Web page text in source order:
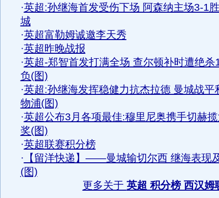
·英超:孙继海首发受伤下场 阿森纳主场3-1
城
·英超富勒姆诚邀李天秀
·英超昨晚战报
·英超-郑智首发打满全场 查尔顿补时遭绝杀
负(图)
·英超:孙继海发挥稳健力抗杰拉德 曼城战平
物浦(图)
·英超公布3月各项最佳:穆里尼奥携手切赫
奖(图)
·英超联赛积分榜
· 【留洋快递】——曼城输切尔西 继海表现
(图)
更多关于 英超 积分榜 西汉姆